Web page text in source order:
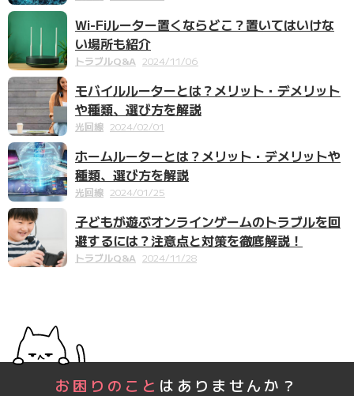
Wi-Fiルーター置くならどこ？置いてはいけな
い場所も紹介
トラブルQ&A 2024/11/06
モバイルルーターとは？メリット・デメリット
や種類、選び方を解説
光回線 2024/02/01
ホームルーターとは？メリット・デメリットや
種類、選び方を解説
光回線 2024/01/25
子どもが遊ぶオンラインゲームのトラブルを回
避するには？注意点と対策を徹底解説！
トラブルQ&A 2024/11/28
お困りのこと はありませんか？